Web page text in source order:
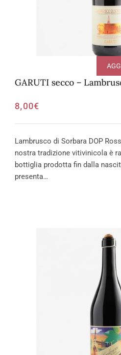
GARUTI secco –
8,00€
Lambrusco di Sorbara DOP
nostra tradizione vitivinicola è
bottiglia prodotta fin dalla
presenta…